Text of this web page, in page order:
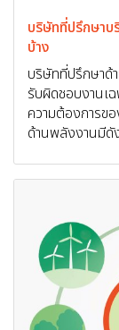
บริษัทที่ปรึกษาบ
บ้าง
บริษัทที่ปรึกษาด้
รับผิดชอบงานเ
ความต้องการข
ด้านพลังงานมีดั